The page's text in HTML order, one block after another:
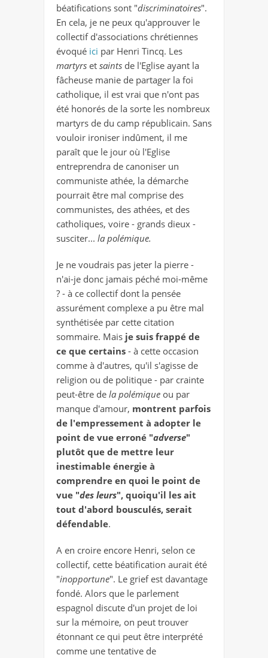
béatifications sont "discriminatoires".
En cela, je ne peux qu'approuver le
collectif d'associations chrétiennes
évoqué ici par Henri Tincq. Les
martyrs et saints de l'Eglise ayant la
fâcheuse manie de partager la foi
catholique, il est vrai que n'ont pas
été honorés de la sorte les nombreux
martyrs de du camp républicain. Sans
vouloir ironiser indûment, il me
paraît que le jour où l'Eglise
entreprendra de canoniser un
communiste athée, la démarche
pourrait être mal comprise des
communistes, des athées, et des
catholiques, voire - grands dieux -
susciter... la polémique.
Je ne voudrais pas jeter la pierre -
n'ai-je donc jamais péché moi-même
? - à ce collectif dont la pensée
assurément complexe a pu être mal
synthétisée par cette citation
sommaire. Mais je suis frappé de
ce que certains - à cette occasion
comme à d'autres, qu'il s'agisse de
religion ou de politique - par crainte
peut-être de la polémique ou par
manque d'amour, montrent parfois
de l'empressement à adopter le
point de vue erroné "adverse"
plutôt que de mettre leur
inestimable énergie à
comprendre en quoi le point de
vue "des leurs", quoiqu'il les ait
tout d'abord bousculés, serait
défendable.
A en croire encore Henri, selon ce
collectif, cette béatification aurait été
"inopportune". Le grief est davantage
fondé. Alors que le parlement
espagnol discute d'un projet de loi
sur la mémoire, on peut trouver
étonnant ce qui peut être interprété
comme une tentative de